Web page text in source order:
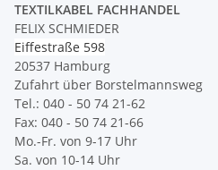
TEXTILKABEL FACHHANDEL
FELIX SCHMIEDER
Eiffestraße 598
20537 Hamburg
Zufahrt über Borstelmannsweg
Tel.: 040 - 50 74 21-62
Fax: 040 - 50 74 21-66
Mo.-Fr. von 9-17 Uhr
Sa. von 10-14 Uhr